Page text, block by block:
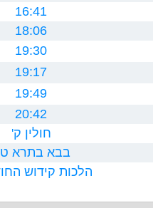
16:41
18:06
19:30
19:17
19:49
20:42
חולין ק'
בבא בתרא
הלכות קידוש